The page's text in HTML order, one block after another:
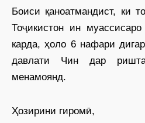
Боиси қаноатмандист, ки
Тоҷикистон ин
карда, ҳоло 6 нафари
давлати Чин дар
менамоянд.
Ҳозирини гиромӣ,